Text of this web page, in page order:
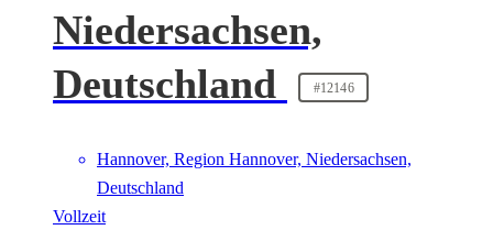
Niedersachsen,
Deutschland
#12146
Hannover, Region Hannover, Niedersachsen,
Deutschland
Vollzeit